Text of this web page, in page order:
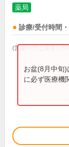
薬局
診療/受付時間
(営業時間は直接お問
お盆(8月中旬
に必ず医療機